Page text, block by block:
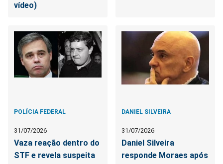
vídeo)
POLÍCIA FEDERAL
31/07/2026
Vaza reação dentro do
STF e revela suspeita
DANIEL SILVEIRA
31/07/2026
Daniel Silveira
responde Moraes após